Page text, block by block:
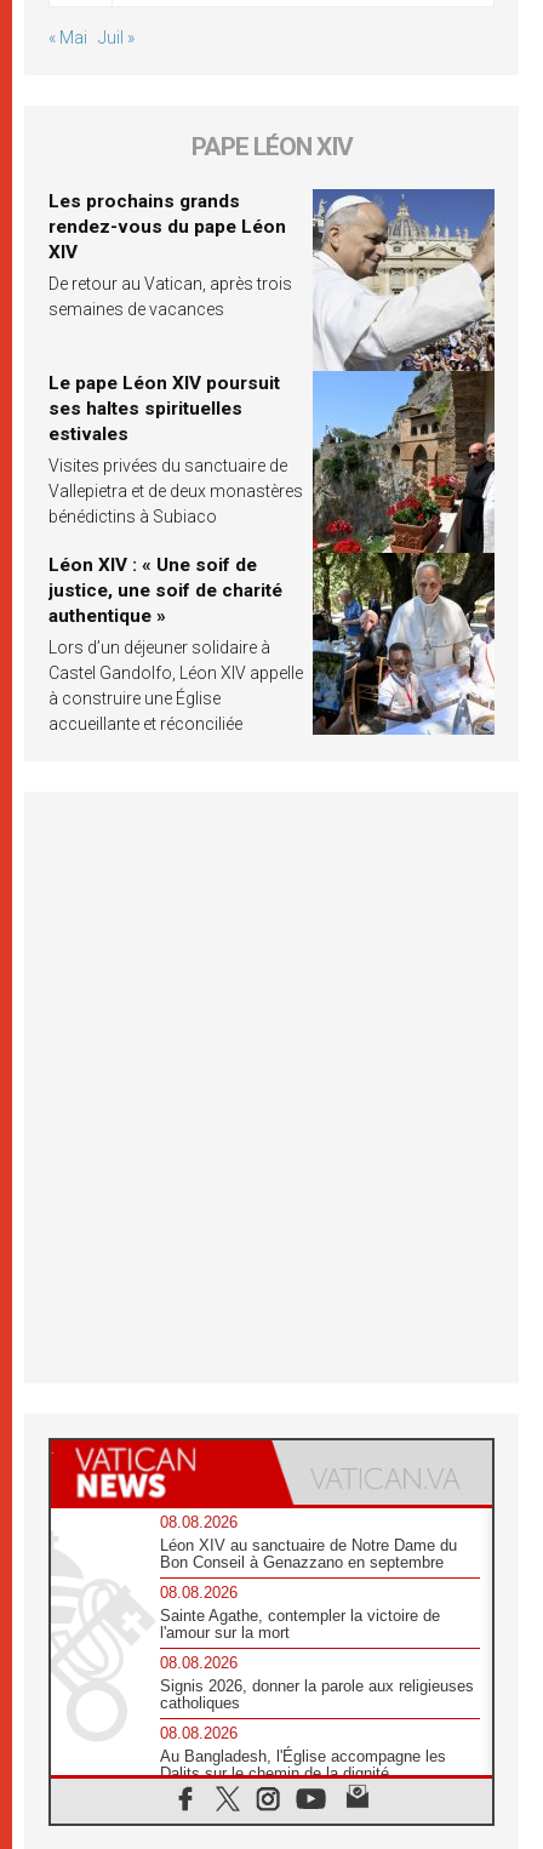
« Mai Juil »
PAPE LÉON XIV
Les prochains grands
rendez-vous du pape Léon
XIV
De retour au Vatican, après trois
semaines de vacances
Le pape Léon XIV poursuit
ses haltes spirituelles
estivales
Visites privées du sanctuaire de
Vallepietra et de deux monastères
bénédictins à Subiaco
Léon XIV : « Une soif de
justice, une soif de charité
authentique »
Lors d’un déjeuner solidaire à
Castel Gandolfo, Léon XIV appelle
à construire une Église
accueillante et réconciliée
08.08.2026
Léon XIV au sanctuaire de Notre Dame du
Bon Conseil à Genazzano en septembre
08.08.2026
Sainte Agathe, contempler la victoire de
l'amour sur la mort
08.08.2026
Signis 2026, donner la parole aux religieuses
catholiques
08.08.2026
Au Bangladesh, l'Église accompagne les
Dalits sur le chemin de la dignité
07.08.2026
Philippines: le vicariat apostolique de